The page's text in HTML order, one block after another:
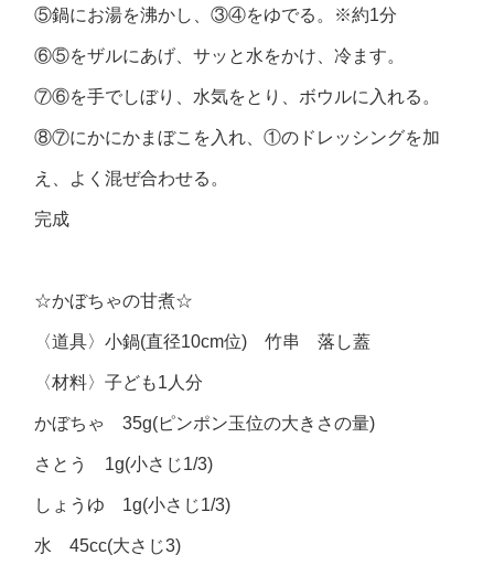
⑤鍋にお湯を沸かし、③④をゆでる。※約1分
⑥⑤をザルにあげ、サッと水をかけ、冷ます。
⑦⑥を手でしぼり、水気をとり、ボウルに入れる。
⑧⑦にかにかまぼこを入れ、①のドレッシングを加
え、よく混ぜ合わせる。
完成
☆かぼちゃの甘煮☆
〈道具〉小鍋(直径10cm位) 竹串 落し蓋
〈材料〉子ども1人分
かぼちゃ 35g(ピンポン玉位の大きさの量)
さとう 1g(小さじ1/3)
しょうゆ 1g(小さじ1/3)
水 45cc(大さじ3)